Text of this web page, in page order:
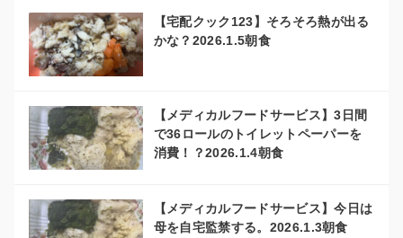
【宅配クック123】そろそろ熱が出る
かな？2026.1.5朝食
【メディカルフードサービス】3日間
で36ロールのトイレットペーパーを
消費！？2026.1.4朝食
【メディカルフードサービス】今日は
母を自宅監禁する。2026.1.3朝食